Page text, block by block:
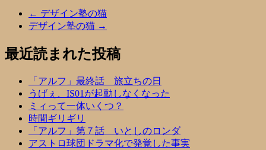
← デザイン塾の猫
デザイン塾の猫 →
最近読まれた投稿
「アルフ」最終話 旅立ちの日
うげぇ、IS01が起動しなくなった
ミィって一体いくつ？
時間ギリギリ
「アルフ」第７話 いとしのロンダ
アストロ球団ドラマ化で発覚した事実